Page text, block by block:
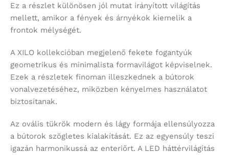
Ez a részlet különösen jól mutat irányított világítás
mellett, amikor a fények és árnyékok kiemelik a
frontok mélységét.
A XILO kollekcióban megjelenő fekete fogantyúk
geometrikus és minimalista formavilágot képviselnek.
Ezek a részletek finoman illeszkednek a bútorok
vonalvezetéséhez, miközben kényelmes használatot
biztosítanak.
Az ovális tükrök modern és lágy formája ellensúlyozza
a bútorok szögletes kialakítását. Ez az egyensúly teszi
igazán harmonikussá az enteriőrt. A LED háttérvilágítás